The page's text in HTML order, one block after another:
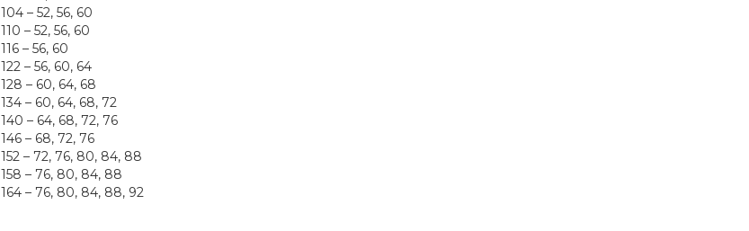
104 – 52, 56, 60
110 – 52, 56, 60
116 – 56, 60
122 – 56, 60, 64
128 – 60, 64, 68
134 – 60, 64, 68, 72
140 – 64, 68, 72, 76
146 – 68, 72, 76
152 – 72, 76, 80, 84, 88
158 – 76, 80, 84, 88
164 – 76, 80, 84, 88, 92